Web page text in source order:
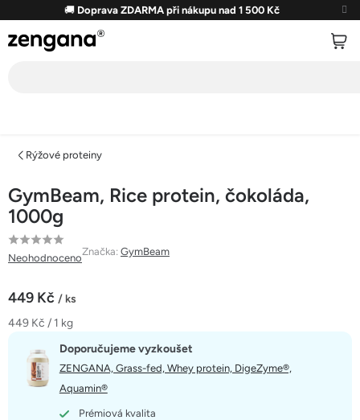
obsah
🚚 Doprava ZDARMA při nákupu nad 1 500 Kč
Rýžové proteiny
GymBeam, Rice protein, čokoláda,
1000g
Průměrné
hodnocení
je
0,0
hvězdiček.
Neohodnoceno
Značka: GymBeam
449 Kč / ks
Měrná
449 Kč / 1 kg
Doporučujeme vyzkoušet
ZENGANA, Grass-fed, Whey protein, DigeZyme®,
Aquamin®
Prémiová kvalita